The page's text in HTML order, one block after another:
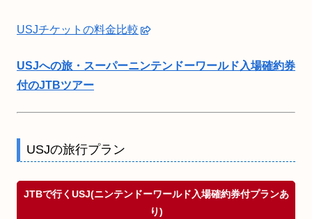
USJチケットの料金比較
USJへの旅・スーパーニンテンドーワールド入場確約券
付のJTBツアー
USJの旅行プラン
JTBで行くUSJ(ニンテンドーワールド入場確約券付プランあ
り)